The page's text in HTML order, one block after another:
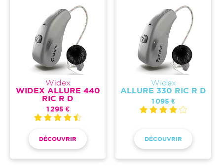
Widex
WIDEX ALLURE 440
RIC R D
1 295 €
DÉCOUVRIR
Widex
ALLURE 330 RIC R D
1 095 €
DÉCOUVRIR